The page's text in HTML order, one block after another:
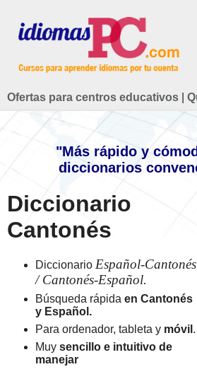
Ofertas para centros educativos
"Más rápido y
diccionarios
Diccionario
Cantonés
Diccionario Español-Cantonés
/ Cantonés-Español.
Búsqueda rápida en Cantonés
y Español.
Para ordenador, tableta y móvil .
Muy sencillo e intuitivo de
manejar